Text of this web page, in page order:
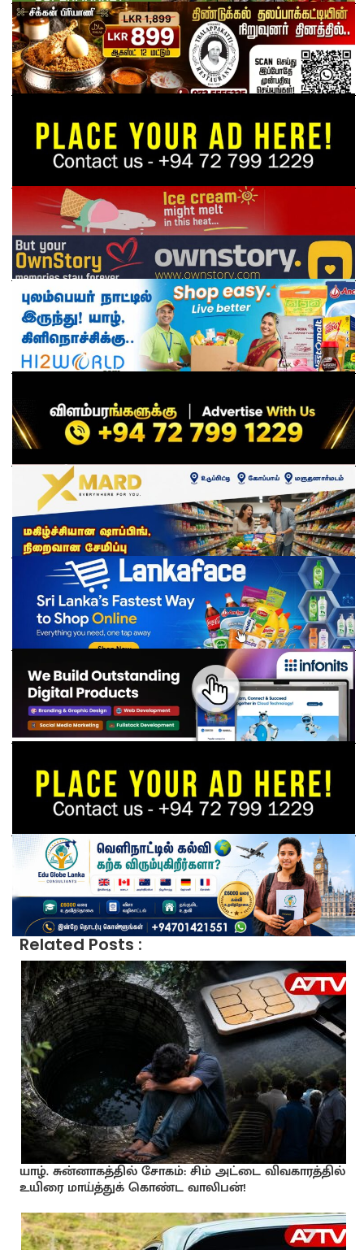
Related Posts :
யாழ். சுன்னாகத்தில் சோகம்: சிம் அட்டை விவகாரத்தில்
உயிரை மாய்த்துக் கொண்ட வாலிபன்!